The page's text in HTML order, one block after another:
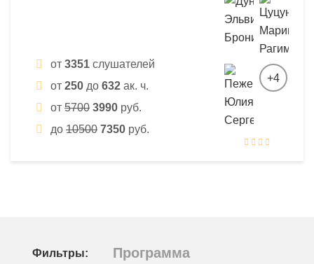
от 3351 слушателей
от 250 до 632 ак. ч.
от 5700 3990 руб.
до 10500 7350 руб.
+4
Фильтры:
Программа